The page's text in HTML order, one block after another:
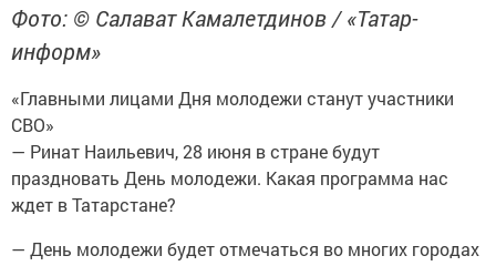
Фото: © Салават Камалетдинов / «Татар-
информ»
«Главными лицами Дня молодежи станут участники
СВО»
— Ринат Наильевич, 28 июня в стране будут
праздновать День молодежи. Какая программа нас
ждет в Татарстане?
— День молодежи будет отмечаться во многих городах